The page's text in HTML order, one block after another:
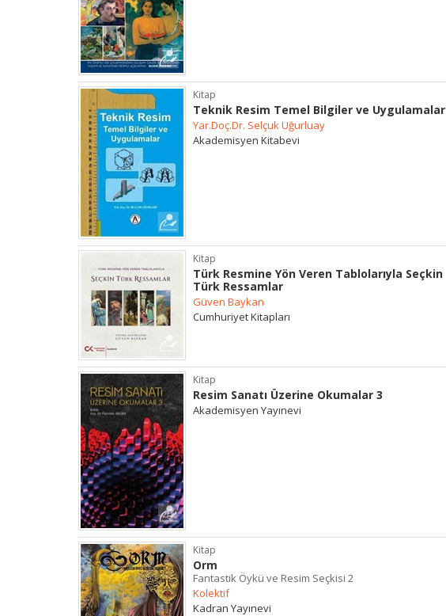
Kitap
Teknik Resim Temel Bilgiler ve Uygulamalar
Yar.Doç.Dr. Selçuk Uğurluay
Akademisyen Kitabevi
Kitap
Türk Resmine Yön Veren Tablolarıyla Seçkin
Türk Ressamlar
Güven Baykan
Cumhuriyet Kitapları
Kitap
Resim Sanatı Üzerine Okumalar 3
Akademisyen Yayınevi
Kitap
Orm
Fantastik Öykü ve Resim Seçkisi 2
Kolektif
Kadran Yayınevi